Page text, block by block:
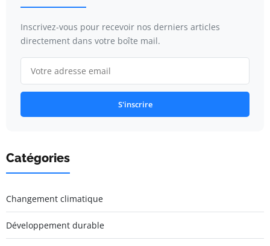
Inscrivez-vous pour recevoir nos derniers articles
directement dans votre boîte mail.
S'inscrire
Catégories
Changement climatique
Développement durable